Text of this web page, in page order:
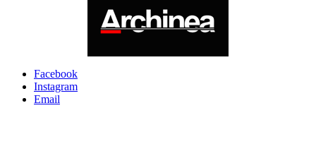
Facebook
Instagram
Email